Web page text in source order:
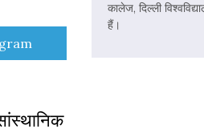
कालेज, दिल्ली
हैं।